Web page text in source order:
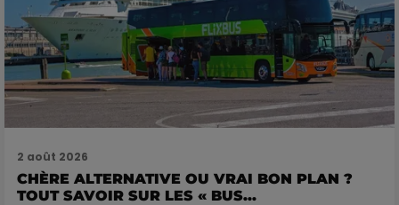
2 août 2026
CHÈRE ALTERNATIVE OU VRAI BON PLAN ?
TOUT SAVOIR SUR LES « BUS...